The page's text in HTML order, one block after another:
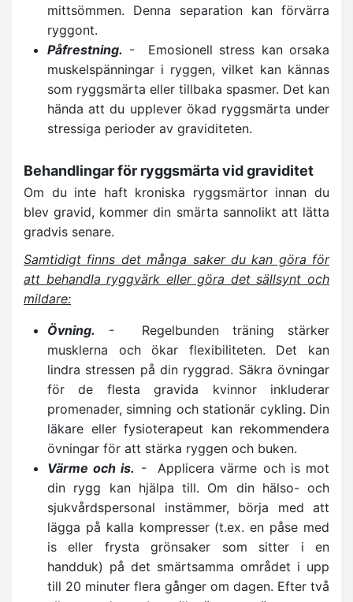
mittsömmen. Denna separation kan förvärra
ryggont.
Påfrestning. - Emosionell stress kan orsaka
muskelspänningar i ryggen, vilket kan kännas
som ryggsmärta eller tillbaka spasmer. Det kan
hända att du upplever ökad ryggsmärta under
stressiga perioder av graviditeten.
Behandlingar för ryggsmärta vid graviditet
Om du inte haft kroniska ryggsmärtor innan du
blev gravid, kommer din smärta sannolikt att lätta
gradvis senare.
Samtidigt finns det många saker du kan göra för
att behandla ryggvärk eller göra det sällsynt och
mildare:
Övning. - Regelbunden träning stärker
musklerna och ökar flexibiliteten. Det kan
lindra stressen på din ryggrad. Säkra övningar
för de flesta gravida kvinnor inkluderar
promenader, simning och stationär cykling. Din
läkare eller fysioterapeut kan rekommendera
övningar för att stärka ryggen och buken.
Värme och is. - Applicera värme och is mot
din rygg kan hjälpa till. Om din hälso- och
sjukvårdspersonal instämmer, börja med att
lägga på kalla kompresser (t.ex. en påse med
is eller frysta grönsaker som sitter i en
handduk) på det smärtsamma området i upp
till 20 minuter flera gånger om dagen. Efter två